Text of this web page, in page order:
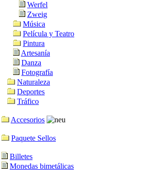
Werfel
Zweig
Música
Película y Teatro
Pintura
Artesanía
Danza
Fotografía
Naturaleza
Deportes
Tráfico
Accesorios
Paquete Sellos
Billetes
Monedas bimetálicas